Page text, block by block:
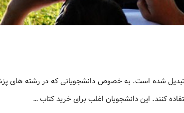
شده است. به خصوص دانشجویانی که در رشته های
کنند. این دانشجویان اغلب برای خرید کتاب …